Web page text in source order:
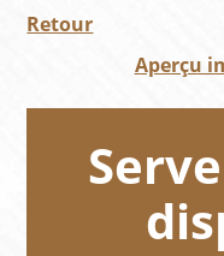
Retour
Aperçu